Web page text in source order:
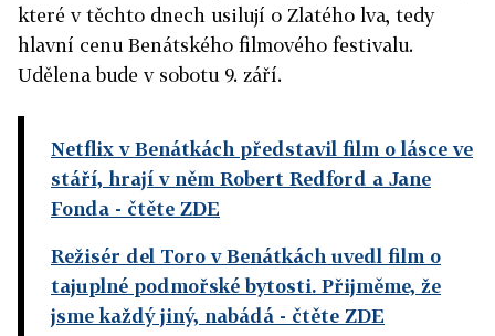
které v těchto dnech usilují o Zlatého lva, tedy
hlavní cenu Benátského filmového festivalu.
Udělena bude v sobotu 9. září.
Netflix v Benátkách představil film o lásce ve
stáří, hrají v něm Robert Redford a Jane
Fonda - čtěte ZDE
Režisér del Toro v Benátkách uvedl film o
tajuplné podmořské bytosti. Přijměme, že
jsme každý jiný, nabádá - čtěte ZDE